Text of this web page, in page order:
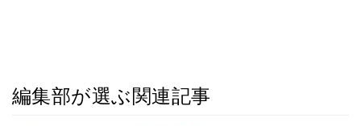
編集部が選ぶ関連記事